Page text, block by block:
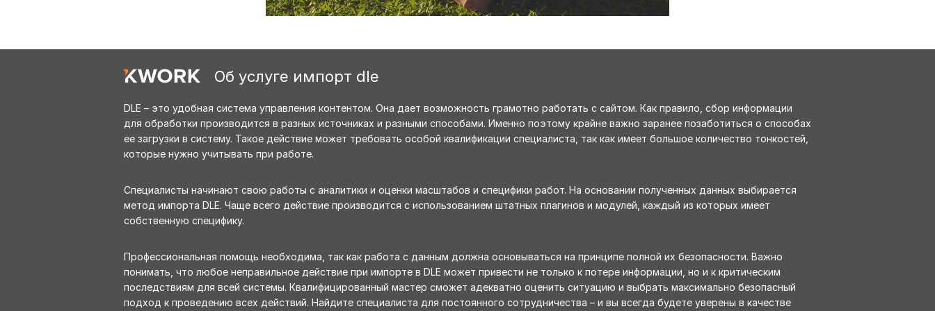
Об услуге импорт dle
DLE – это удобная система управления контентом. Она дает возможность грамотно работать с сайтом. Как правило, сбор информации
для обработки производится в разных источниках и разными способами. Именно поэтому крайне важно заранее позаботиться о способах
ее загрузки в систему. Такое действие может требовать особой квалификации специалиста, так как имеет большое количество тонкостей,
которые нужно учитывать при работе.
Специалисты начинают свою работы с аналитики и оценки масштабов и специфики работ. На основании полученных данных выбирается
метод импорта DLE. Чаще всего действие производится с использованием штатных плагинов и модулей, каждый из которых имеет
собственную специфику.
Профессиональная помощь необходима, так как работа с данным должна основываться на принципе полной их безопасности. Важно
понимать, что любое неправильное действие при импорте в DLE может привести не только к потере информации, но и к критическим
последствиям для всей системы. Квалифицированный мастер сможет адекватно оценить ситуацию и выбрать максимально безопасный
подход к проведению всех действий. Найдите специалиста для постоянного сотрудничества – и вы всегда будете уверены в качестве